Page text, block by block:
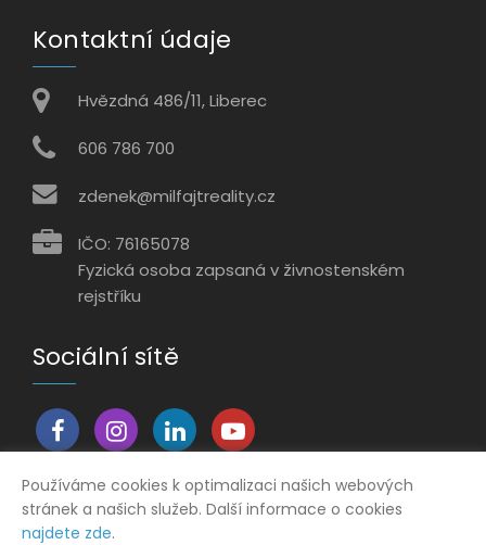
Kontaktní údaje
Hvězdná 486/11, Liberec
606 786 700
zdenek@milfajtreality.cz
IČO: 76165078
Fyzická osoba zapsaná v živnostenském
rejstříku
Sociální sítě
Vytvořeno v systému
Používáme cookies k optimalizaci našich webových
stránek a našich služeb. Další informace o cookies
najdete zde.